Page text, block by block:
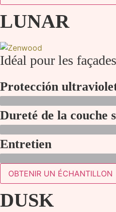
LUNAR
Idéal pour les
Protección
Dureté de la couche
Entretien
OBTENIR UN ÉCHANTILLON
DUSK